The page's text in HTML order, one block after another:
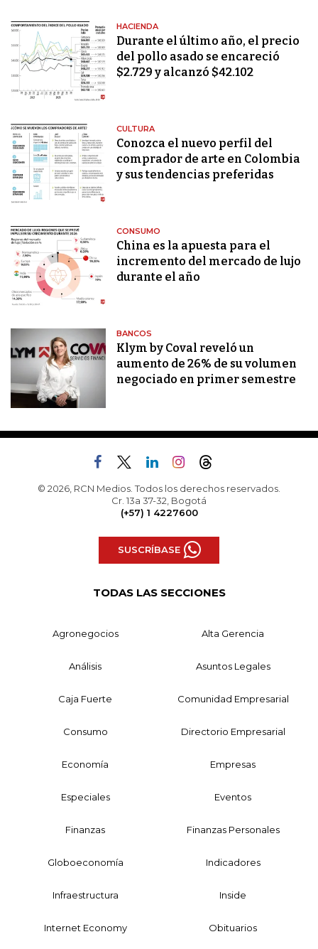
HACIENDA
Durante el último año, el precio
del pollo asado se encareció
$2.729 y alcanzó $42.102
CULTURA
Conozca el nuevo perfil del
comprador de arte en Colombia
y sus tendencias preferidas
CONSUMO
China es la apuesta para el
incremento del mercado de lujo
durante el año
BANCOS
Klym by Coval reveló un
aumento de 26% de su volumen
negociado en primer semestre
© 2026, RCN Medios. Todos los derechos reservados.
Cr. 13a 37-32, Bogotá
(+57) 1 4227600
SUSCRÍBASE
TODAS LAS SECCIONES
Agronegocios Alta Gerencia
Análisis Asuntos Legales
Caja Fuerte Comunidad Empresarial
Consumo Directorio Empresarial
Economía Empresas
Especiales Eventos
Finanzas Finanzas Personales
Globoeconomía Indicadores
Infraestructura Inside
Internet Economy Obituarios